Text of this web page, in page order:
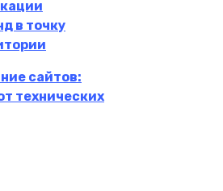
в точку
сайтов:
технических